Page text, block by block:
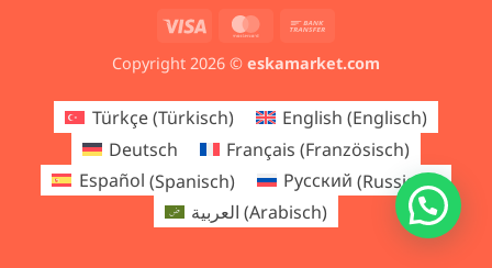
Visa MasterCard
Copyright 2026 © eskamarket.com
Türkçe(Türkisch) English (Englisch)
Deutsch
Français (Französisch)
Español (Spanisch) Русский (Russisch)
العربية (Arabisch)